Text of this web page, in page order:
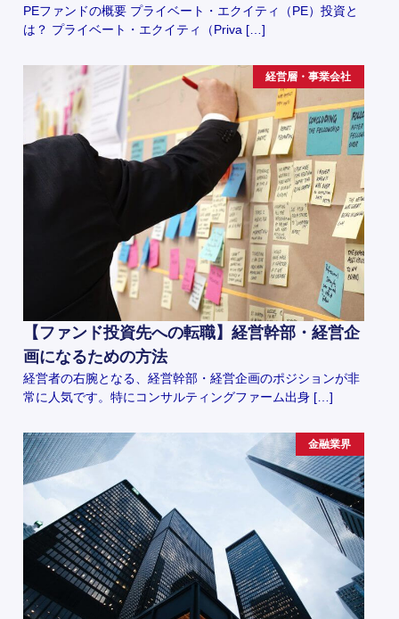
PEファンドの概要 プライベート・エクイティ（PE）投資と
は？ プライベート・エクイティ（Priva […]
経営層・事業会社
【ファンド投資先への転職】経営幹部・経営企
画になるための方法
経営者の右腕となる、経営幹部・経営企画のポジションが非
常に人気です。特にコンサルティングファーム出身 […]
金融業界